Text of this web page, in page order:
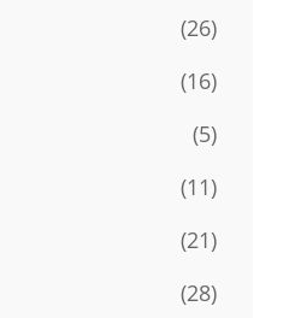
(26)
(16)
(5)
(11)
(21)
(28)